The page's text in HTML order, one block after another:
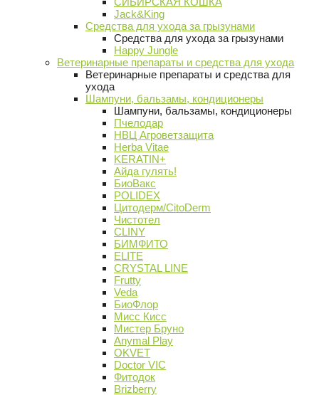
Jack&King
Средства для ухода за грызунами
Средства для ухода за грызунами
Happy Jungle
Ветеринарные препараты и средства для ухода
Ветеринарные препараты и средства для
ухода
Шампуни, бальзамы, кондиционеры
Шампуни, бальзамы, кондиционеры
Пчелодар
НВЦ Агроветзащита
Herba Vitae
KERATIN+
Айда гулять!
БиоВакс
POLIDEX
Цитодерм/CitoDerm
Чистотел
CLINY
БИМФИТО
ELITE
CRYSTAL LINE
Frutty
Veda
БиоФлор
Мисс Кисс
Мистер Бруно
Anymal Play
OKVET
Doctor VIC
Фитодок
Brizberry